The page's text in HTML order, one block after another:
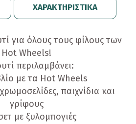
ΧΑΡΑΚΤΗΡΙΣΤΙΚΑ
για όλους τους φίλους των
Hot Wheels!
περιλαμβάνει:
με τα Hot Wheels
παιχνίδια και
γρίφους
με ξυλομπογιές